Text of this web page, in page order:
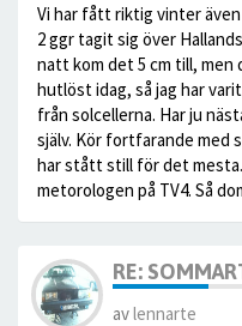
Vi har fått riktig vinter även
2 ggr tagit sig över
natt kom det 5 cm till, men
hutlöst idag, så jag har
från solcellerna. Har ju
själv. Kör fortfarande med
har stått still för det mesta.
metorologen på TV4. Så
RE:
avlennarte